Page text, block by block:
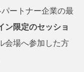
ートナー企業の最
ン限定のセッショ
会場へ参加した方